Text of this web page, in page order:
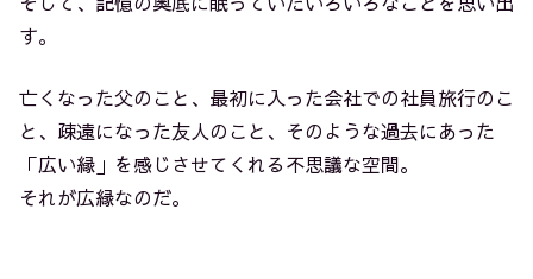
す。
亡くなった父のこと、最初に入った会社での社員旅行のこ
と、疎遠になった友人のこと、そのような過去にあった
「広い縁」を感じさせてくれる不思議な空間。
それが広縁なのだ。